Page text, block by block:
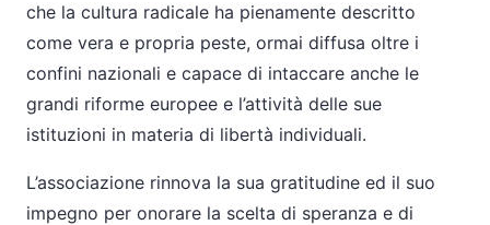
che la cultura radicale ha pienamente descritto
come vera e propria peste, ormai diffusa oltre i
confini nazionali e capace di intaccare anche le
grandi riforme europee e l’attività delle sue
istituzioni in materia di libertà individuali.
L’associazione rinnova la sua gratitudine ed il suo
impegno per onorare la scelta di speranza e di